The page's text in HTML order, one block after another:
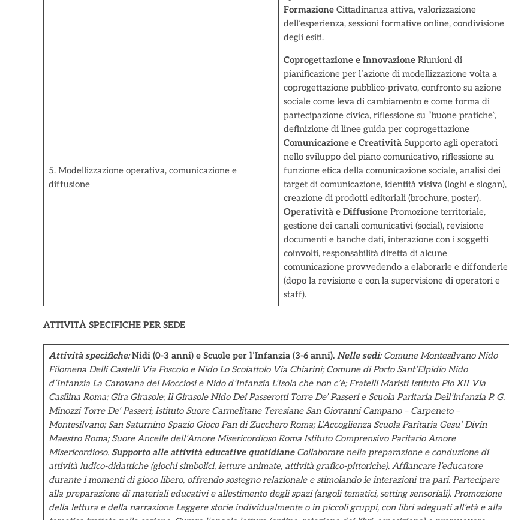
FormazioneCittadinanza attiva, valorizzazione
dell’esperienza, sessioni formative online, condivisione
degli esiti.
5. Modellizzazione operativa, comunicazione e
diffusione
Coprogettazione e InnovazioneRiunioni di
pianificazione per l’azione di modellizzazione volta a
coprogettazione pubblico-privato, confronto su azione
sociale come leva di cambiamento e come forma di
partecipazione civica, riflessione su “buone pratiche”,
definizione di linee guida per coprogettazione
Comunicazione e Creatività Supporto agli operatori
nello sviluppo del piano comunicativo, riflessione su
funzione etica della comunicazione sociale, analisi dei
target di comunicazione, identità visiva (loghi e slogan),
creazione di prodotti editoriali (brochure, poster).
Operatività e DiffusionePromozione territoriale,
gestione dei canali comunicativi (social), revisione
documenti e banche dati, interazione con i soggetti
coinvolti, responsabilità diretta di alcune
comunicazione provvedendo a elaborarle e diffonderle
(dopo la revisione e con la supervisione di operatori e
staff).
ATTIVITÀ SPECIFICHE PER SEDE
Attività specifiche: Nidi (0-3 anni) e Scuole per l’Infanzia (3-6 anni). Nelle sedi: Comune Montesilvano Nido
Filomena Delli Castelli Via Foscolo e Nido Lo Scoiattolo Via Chiarini; Comune di Porto Sant’Elpidio Nido
d’Infanzia La Carovana dei Mocciosi e Nido d’Infanzia L’Isola che non c’è; Fratelli Maristi Istituto Pio XII Via
Casilina Roma; Gira Girasole; Il Girasole Nido Dei Passerotti Torre De’ Passeri e Scuola Paritaria Dell’infanzia P. G.
Minozzi Torre De’ Passeri; Istituto Suore Carmelitane Teresiane San Giovanni Campano – Carpeneto –
Montesilvano; San Saturnino Spazio Gioco Pan di Zucchero Roma; L’Accoglienza Scuola Paritaria Gesu’ Divin
Maestro Roma; Suore Ancelle dell’Amore Misericordioso Roma Istituto Comprensivo Paritario Amore
Misericordioso. Supporto alle attività educative quotidiane Collaborare nella preparazione e conduzione di
attività ludico-didattiche (giochi simbolici, letture animate, attività grafico-pittoriche). Affiancare l’educatore
durante i momenti di gioco libero, offrendo sostegno relazionale e stimolando le interazioni tra pari. Partecipare
alla preparazione di materiali educativi e allestimento degli spazi (angoli tematici, setting sensoriali). Promozione
della lettura e della narrazione Leggere storie individualmente o in piccoli gruppi, con libri adeguati all’età e alla